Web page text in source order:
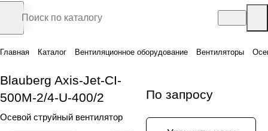
Главная Каталог Вентиляционное оборудование Вентиляторы
Blauberg Axis-Jet-CI-
500M-2/4-U-400/2
Осевой струйный вентилятор
По запросу